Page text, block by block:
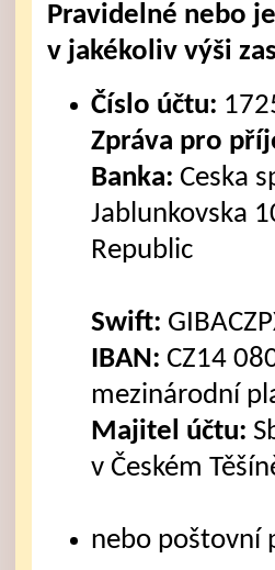
Pravidelné nebo
v jakékoliv výši
Číslo účtu:
Zpráva pro
Banka: Ceska
Jablunkovska
Republic
Swift:
IBAN: CZ14
mezinárodní
Majitel účtu:
v Českém
nebo poštovní